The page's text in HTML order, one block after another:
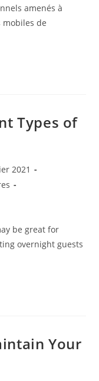
amenés à
de
Types of
2021
be great for
overnight guests
Your